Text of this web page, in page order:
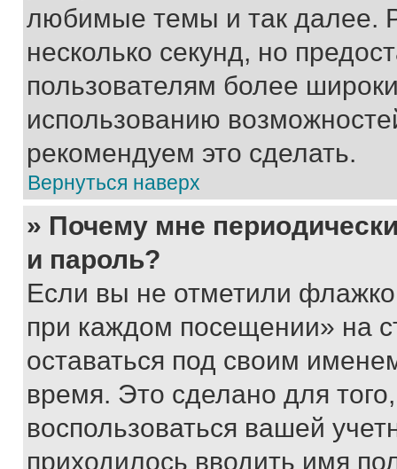
любимые темы и так далее.
несколько секунд, но
пользователям более
использованию
рекомендуем это сделать.
Вернуться наверх
» Почему мне
и пароль?
Если вы не отметили
при каждом посещении» на
оставаться под своим
время. Это сделано для
воспользоваться вашей
приходилось вводить имя